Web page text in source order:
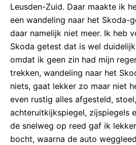
Leusden-Zuid. Daar maakte ik
een wandeling naar het Skoda-
daar namelijk niet meer. Ik heb
Skoda getest dat is wel
omdat ik geen zin had mijn
trekken, wandeling naar het
niets, gaat lekker zo maar niet
even rustig alles afgesteld,
achteruitkijkspiegel, zijspiegels
de snelweg op reed gaf ik
bocht, waarna de auto